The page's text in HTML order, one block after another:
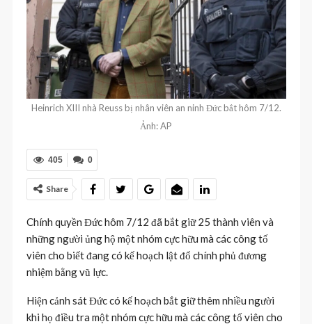
Heinrich XIII nhà Reuss bị nhân viên an ninh Đức bắt hôm 7/12.
Ảnh: AP
0
405
Share
Chính quyền Đức hôm 7/12 đã bắt giữ 25 thành viên và
những người ủng hộ một nhóm cực hữu mà các công tố
viên cho biết đang có kế hoạch lật đổ chính phủ đương
nhiệm bằng vũ lực.
Hiện cảnh sát Đức có kế hoạch bắt giữ thêm nhiều người
khi họ điều tra một nhóm cực hữu mà các công tố viên cho